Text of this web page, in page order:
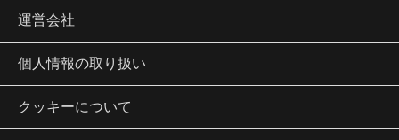
運営会社
個人情報の取り扱い
クッキーについて